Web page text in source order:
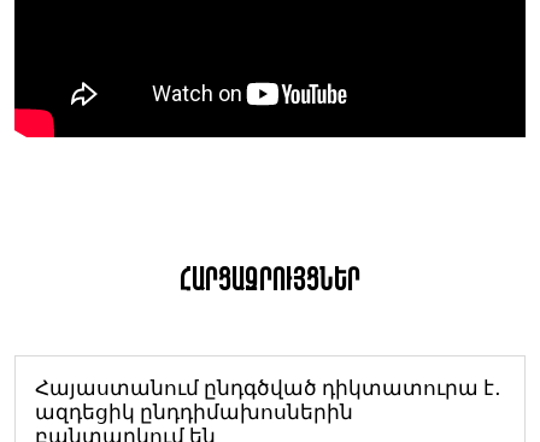
Հարցազրույցներ
Հայաստանում ընդգծված դիկտատուրա է․
ազդեցիկ ընդդիմախոսներին
բանտարկում են